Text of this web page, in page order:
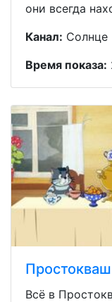
они всегда
Канал: Солнце
Время показа:
Всё в